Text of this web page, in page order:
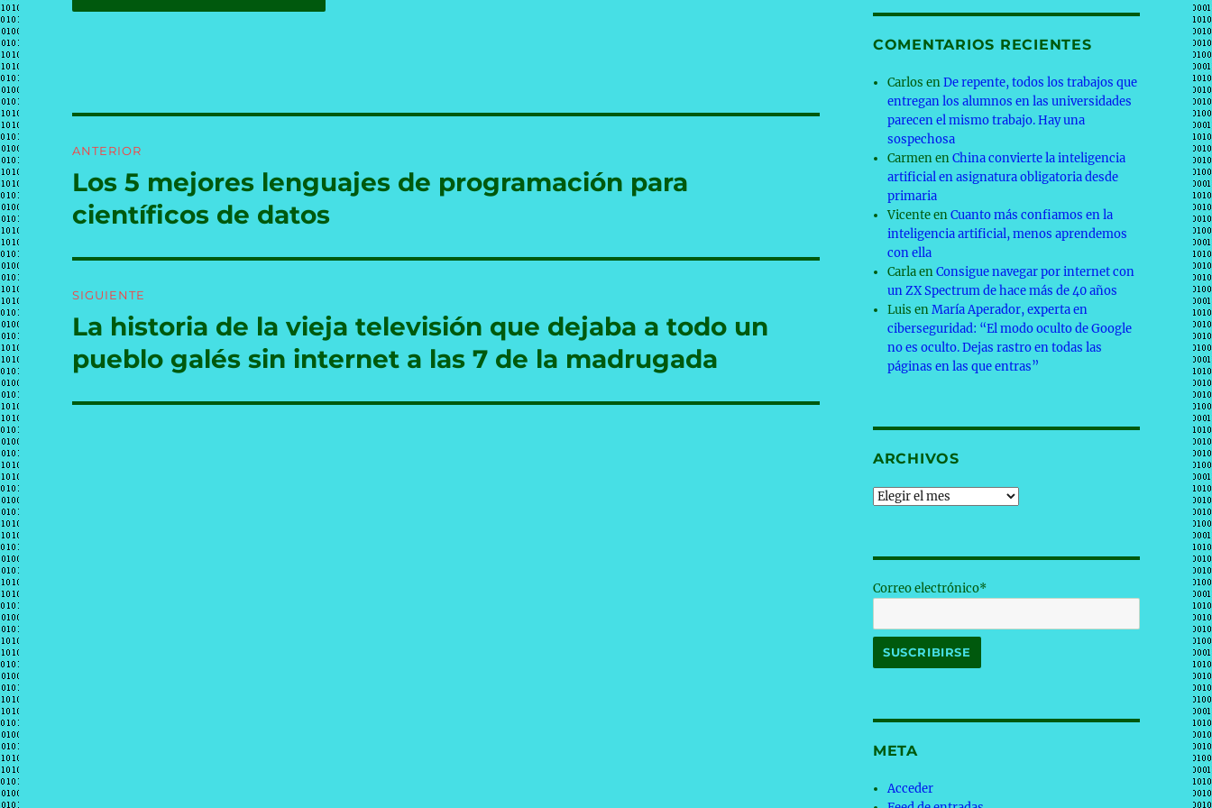
de
entradas
ANTERIOR
Entrada
anterior:
Los 5 mejores lenguajes de programación para
científicos de datos
SIGUIENTE
Entrada
siguiente:
La historia de la vieja televisión que dejaba a todo un
pueblo galés sin internet a las 7 de la madrugada
COMENTARIOS RECIENTES
Carlos enDe repente, todos los trabajos que
entregan los alumnos en las universidades
parecen el mismo trabajo. Hay una
sospechosa
CarmenenChina convierte la inteligencia
artificial en asignatura obligatoria desde
primaria
VicenteenCuanto más confiamos en la
inteligencia artificial, menos aprendemos
con ella
CarlaenConsigue navegar por internet con
un ZX Spectrum de hace más de 40 años
Luis enMaría Aperador, experta en
ciberseguridad: “El modo oculto de Google
no es oculto. Dejas rastro en todas las
páginas en las que entras”
ARCHIVOS
Archivos
Correo electrónico*
META
Acceder